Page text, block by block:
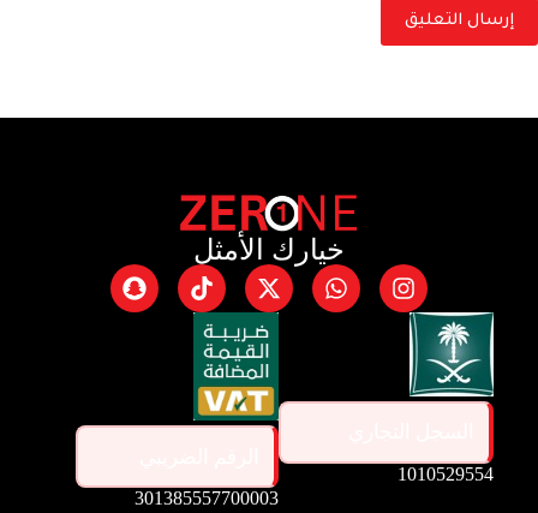
إرسال التعليق
خيارك الأمثل
1010529554
301385557700003